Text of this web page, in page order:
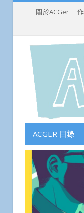
關於ACGer
ACGER 目錄